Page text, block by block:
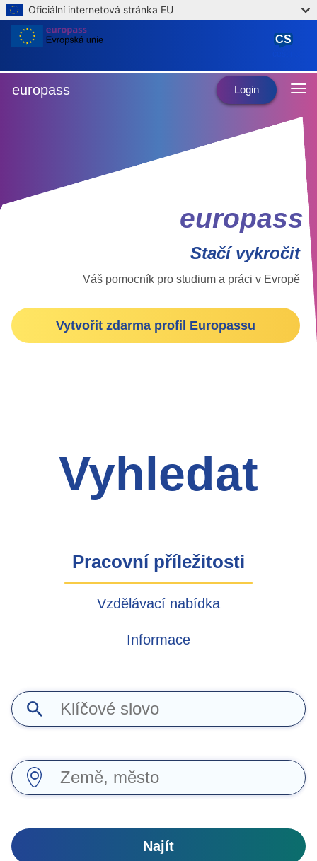
Skip to main content
Oficiální internetová stránka EU
CS
Login
europass
europass
Stačí vykročit
Váš pomocník pro studium a práci v Evropě
Vytvořit zdarma profil Europassu
Vyhledat
Pracovní příležitosti
(active
tab)Vzdělávací nabídka
Informace
Najít